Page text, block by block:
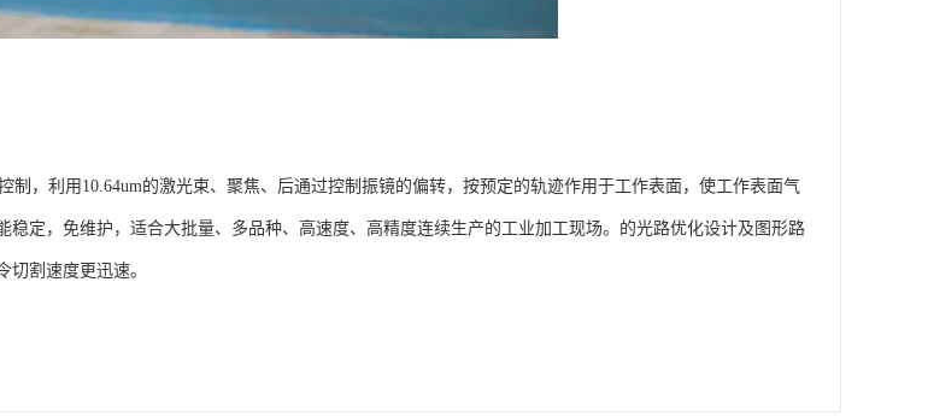
制，利用10.64um的激光束、聚焦、后通过控制振镜的偏转，按预定的轨迹作用于工作表面，使工作表面气
稳定，免维护，适合大批量、多品种、高速度、高精度连续生产的工业加工现场。的光路优化设计及图形路
切割速度更迅速。